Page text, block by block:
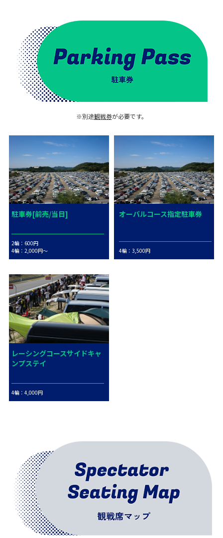
※別途観戦券が必要です。
駐車券[前売/当日]
2輪：600円
4輪：2,000円～
オーバルコース指定駐車券
4輪：3,500円
レーシングコースサイドキャ
ンプステイ
4輪：4,000円